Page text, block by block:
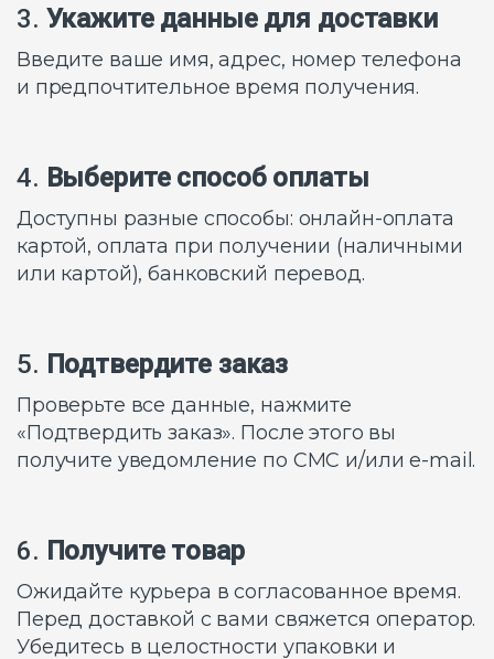
3. Укажите данные для доставки
Введите ваше имя, адрес, номер телефона
и предпочтительное время получения.
4. Выберите способ оплаты
Доступны разные способы: онлайн-оплата
картой, оплата при получении (наличными
или картой), банковский перевод.
5. Подтвердите заказ
Проверьте все данные, нажмите
«Подтвердить заказ». После этого вы
получите уведомление по СМС и/или e-mail.
6. Получите товар
Ожидайте курьера в согласованное время.
Перед доставкой с вами свяжется оператор.
Убедитесь в целостности упаковки и